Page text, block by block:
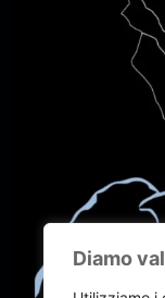
Diamo